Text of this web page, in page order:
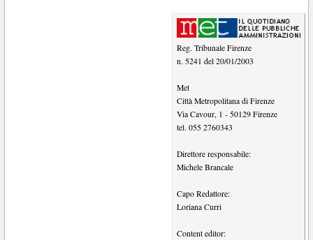
Reg. Tribunale Firenze
n. 5241 del 20/01/2003
Met
Città Metropolitana di Firenze
Via Cavour, 1 - 50129 Firenze
tel. 055 2760343
Direttore responsabile:
Michele Brancale
Capo Redattore:
Loriana Curri
Content editor: